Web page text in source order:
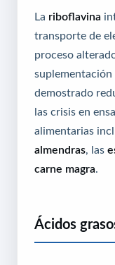
La riboflavina
transporte de
proceso
suplementación
demostrado
las crisis en
alimentarias
almendras, las
carne magra.
Ácidos